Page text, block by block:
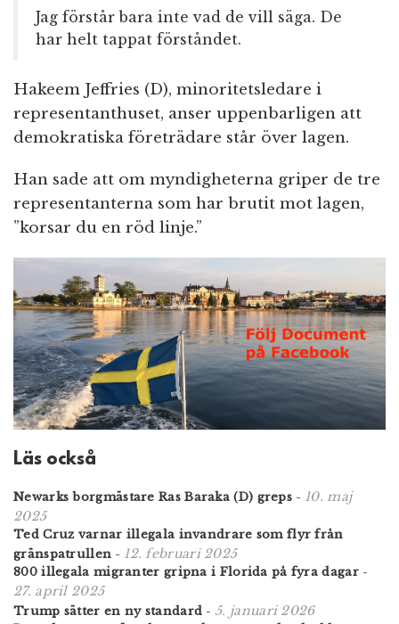
Jag förstår bara inte vad de vill säga. De
har helt tappat förståndet.
Hakeem Jeffries (D), minoritetsledare i
representanthuset, anser uppenbarligen att
demokratiska företrädare står över lagen.
Han sade att om myndigheterna griper de tre
representanterna som har brutit mot lagen,
”korsar du en röd linje.”
Läs också
Newarks borgmästare Ras Baraka (D) greps - 10. maj
2025
Ted Cruz varnar illegala invandrare som flyr från
gränspatrullen - 12. februari 2025
800 illegala migranter gripna i Florida på fyra dagar-
27. april 2025
Trump sätter en ny standard -5. januari 2026